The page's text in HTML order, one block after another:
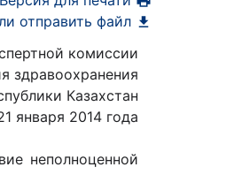
отправить файл
комиссии
здравоохранения
Казахстан
января 2014 года
неполноценной